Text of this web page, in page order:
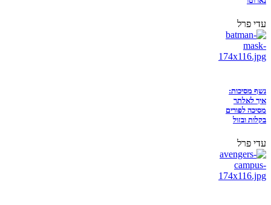
עדי פרל
נשף מסיכות:
איך לאלתר
מסיכה לפורים
בקלות ובזול
עדי פרל